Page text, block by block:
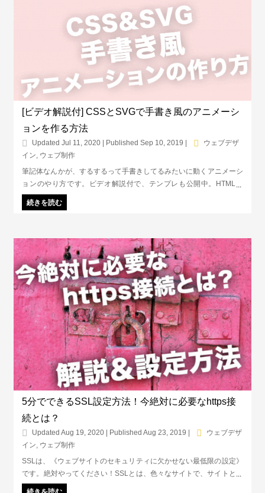
[ビデオ解説付] CSSとSVGで手書き風のアニメーシ
ョンを作る方法
Updated Jul 11, 2020 | Published Sep 10, 2019
ウェブデザ
イン, ウェブ制作
筆記体なんかが、するするって手書きしてるみたいに動くアニメーシ
ョンのやり方です。ビデオ解説付で、テンプレも公開中。HTML、
CSS、ちょこっとJavascriptを使用しますが、わかってしまえばカン
タン！用意するものは、Illustratorなどの画像編集ソフトとHTMLエデ
続きを読む
5分でできるSSL設定方法！今絶対に必要なhttps接
続とは？
Updated Aug 19, 2020 | Published Aug 23, 2019 |
ウェブデザ
イン, ウェブ制作
SSLは、《ウェブサイトのセキュリティに欠かせない最低限の設定》
です。絶対やってください！SSLとは、色々なサイトで、サイトとサ
イト訪問者が情報のやりとりをしますが、そのやりとりを暗号化して